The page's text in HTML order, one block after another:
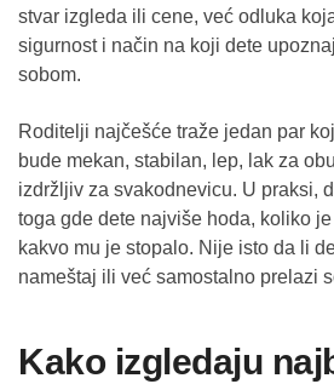
stvar izgleda ili cene, već odluka
sigurnost i način na koji dete
sobom.
Roditelji najčešće traže jedan par
bude mekan, stabilan, lep, lak za
izdržljiv za svakodnevicu. U praksi,
toga gde dete najviše hoda, koliko
kakvo mu je stopalo. Nije isto da li
nameštaj ili već samostalno prelazi
Kako izgledaju